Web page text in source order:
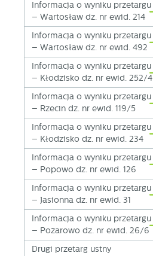
Informacja o wyniku przetargu
– Wartosław dz. nr ewid. 214
Informacja o wyniku przetargu
– Wartosław dz. nr ewid. 492
Informacja o wyniku przetargu
– Kłodzisko dz. nr ewid. 252/4
Informacja o wyniku przetargu
– Rzecin dz. nr ewid. 119/5
Informacja o wyniku przetargu
– Kłodzisko dz. nr ewid. 234
Informacja o wyniku przetargu
– Popowo dz. nr ewid. 126
Informacja o wyniku przetargu
– Jasionna dz. nr ewid. 31
Informacja o wyniku przetargu
– Pożarowo dz. nr ewid. 26/6
Drugi przetarg ustny